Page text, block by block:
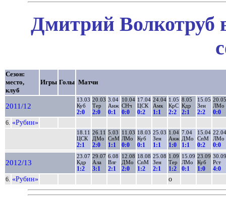
Дмитрий Волкотруб
Сезон:
место,
клуб
Игры Голы Матчи
2011/12
13.03
Куб
2:0
20.03
Тер
2:0
3.04
Анж
0:1
10.04
СНч
0:0
17.04
ЦСК
0:2
24.04
Амк
1:1
1.05
КрС
2:2
8.05
Кдр
2:1
15.05
Зен
2:2
20.05
ЛМо
0:0
6. «Рубин»
18.11
ЦСК
2:1
26.11
ДМо
2:0
5.03
СпМ
1:1
11.03
ЛМо
0:0
18.03
Куб
0:1
25.03
Зен
1:1
1.04
Анж
1:0
7.04
ДМо
1:1
15.04
СпМ
0:2
22.04
ЛМо
0:0
2012/13
23.07
Кдр
1:2
29.07
Ала
3:1
6.08
Влг
2:1
12.08
ДМо
2:0
18.08
СпМ
1:2
25.08
Зен
2:1
1.09
Тер
1:2
15.09
ЛМо
0:1
23.09
Куб
1:0
30.09
Рст
4:0
6. «Рубин» о